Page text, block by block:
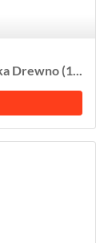
Drewno (1...